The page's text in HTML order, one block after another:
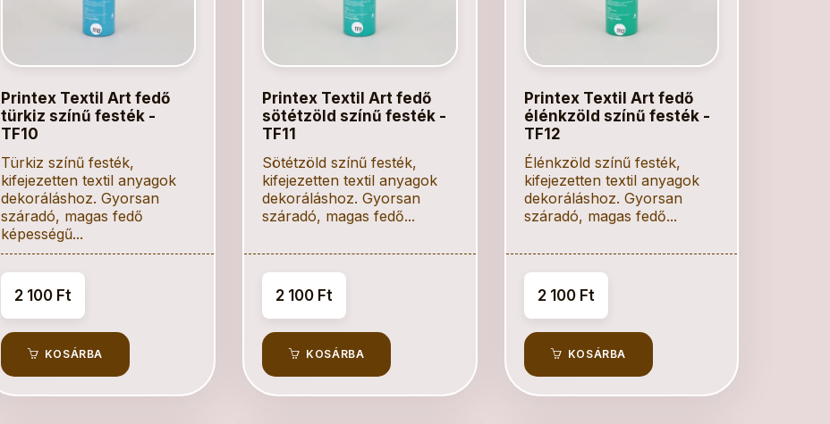
Printex Textil Art fedő
türkiz színű festék -
TF10
Türkiz színű festék,
kifejezetten textil anyagok
dekoráláshoz. Gyorsan
száradó, magas fedő
képességű...
2 100 Ft
KOSÁRBA
Printex Textil Art fedő
sötétzöld színű festék -
TF11
Sötétzöld színű festék,
kifejezetten textil anyagok
dekoráláshoz. Gyorsan
száradó, magas fedő...
2 100 Ft
KOSÁRBA
Printex Textil Art fedő
élénkzöld színű festék -
TF12
Élénkzöld színű festék,
kifejezetten textil anyagok
dekoráláshoz. Gyorsan
száradó, magas fedő...
2 100 Ft
KOSÁRBA